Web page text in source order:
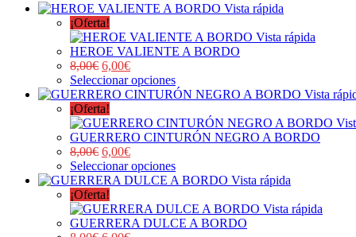
Vista rápida
¡Oferta!
Vista rápida
HEROE VALIENTE A BORDO
8,00€ 6,00€
Seleccionar opciones
Vista
¡Oferta!
GUERRERO CINTURÓN NEGRO A BORDO
8,00€ 6,00€
Seleccionar opciones
Vista rápida
¡Oferta!
Vista rápida
GUERRERA DULCE A BORDO